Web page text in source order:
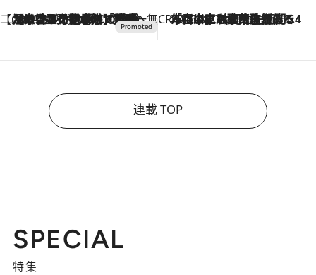
【CREA×星野リゾート】唯一無二。癒しと発見が待つ場所へ
2026.8.7
【トンボの足水浴】ヒノキの香りに包まれて涼感マックス！約13℃の湧水かけ流しを避暑地「星野温泉 トンボの湯」で体験 CREA'S CHOICE
2026.8.7
「立川にも歌舞伎があるんだよ」 片岡仁左衛門・市川中車ら豪華座組みで4年目の立川立飛歌舞伎へ
連載 TOP
SPECIAL
特集